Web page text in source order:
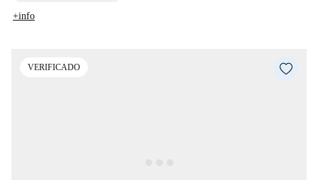
+info
VERIFICADO